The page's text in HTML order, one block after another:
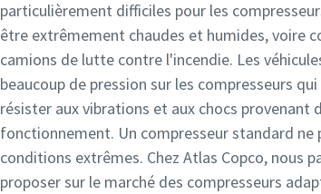
particulièrement difficiles pour les
être extrêmement chaudes et humides, voire
camions de lutte contre l'incendie. Les
beaucoup de pression sur les compresseurs
résister aux vibrations et aux chocs provenant
fonctionnement. Un compresseur standard ne
conditions extrêmes. Chez Atlas Copco, nous
proposer sur le marché des compresseurs